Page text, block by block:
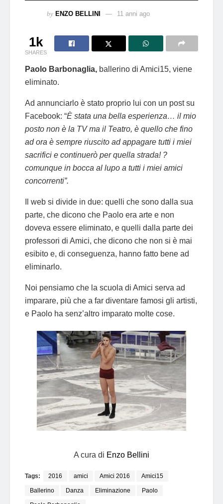
by ENZO BELLINI 11 anni ago
1k
SHARES
Paolo Barbonaglia, ballerino di Amici15, viene
eliminato.
Ad annunciarlo è stato proprio lui con un post su
Facebook: “È stata una bella esperienza… il mio
posto non è la TV ma il Teatro, è quello che fino
ad ora è sempre riuscito ad appagare tutti i miei
sacrifici e continuerò per quella strada! ?
comunque in bocca al lupo a tutti i miei amici
concorrenti”.
Il web si divide in due: quelli che sono dalla sua
parte, che dicono che Paolo era arte e non
doveva essere eliminato, e quelli dalla parte dei
professori di Amici, che dicono che non si è mai
esibito e, di conseguenza, hanno fatto bene ad
eliminarlo.
Noi pensiamo che la scuola di Amici serva ad
imparare, più che a far diventare famosi gli artisti,
e Paolo ha senz’altro imparato molte cose.
A cura di Enzo Bellini
Tags: 2016 amici Amici 2016 Amici15
Ballerino Danza Eliminazione Paolo